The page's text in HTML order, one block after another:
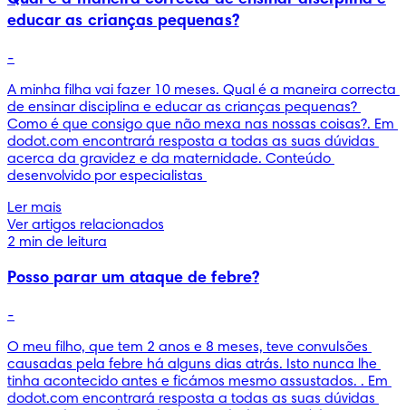
educar as crianças pequenas?
-
A minha filha vai fazer 10 meses. Qual é a maneira correcta
de ensinar disciplina e educar as crianças pequenas?
Como é que consigo que não mexa nas nossas coisas?. Em
dodot.com encontrará resposta a todas as suas dúvidas
acerca da gravidez e da maternidade. Conteúdo
desenvolvido por especialistas
Ler mais
Ver artigos relacionados
2 min de leitura
Posso parar um ataque de febre?
-
O meu filho, que tem 2 anos e 8 meses, teve convulsões
causadas pela febre há alguns dias atrás. Isto nunca lhe
tinha acontecido antes e ficámos mesmo assustados. . Em
dodot.com encontrará resposta a todas as suas dúvidas